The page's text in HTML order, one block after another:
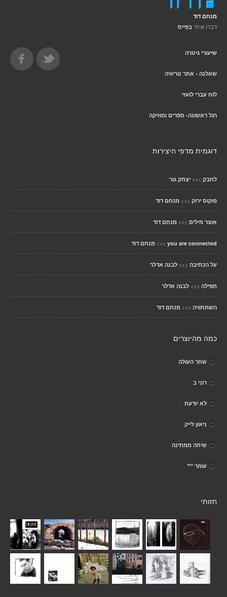
מנחם דוד
דברו איתי בפייס
שיעורי גיטרה
שאלנה - אתר טריוויה
לוח עברי לועזי
רגל ראשונה- ספרים ומוזיקה
דוגמית מדפי היצירות
לחבק >>> יצחק גור
פוקוס ירוק >>> מנחם דוד
אוצר מילים >>> מנחם דוד
you are connected
>>> מנחם דוד
על הכתיבה >>> לבנה אדלר
תפילה >>> לבנה אדלר
השתחוויה >>> מנחם דוד
כמה מהיוצרים
שחר העולה
רוני ב
לא יודעת
ניאון לייק
שיחה ממתינה
עומר ***
חזותי